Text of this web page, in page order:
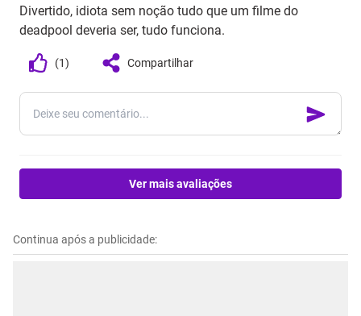
Divertido, idiota sem noção tudo que um filme do
deadpool deveria ser, tudo funciona.
(1) Compartilhar
Ver mais avaliações
Continua após a publicidade: